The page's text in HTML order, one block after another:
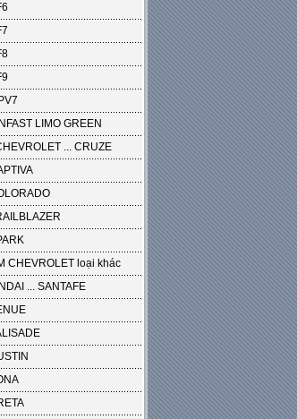
LIMO GREEN
... CRUZE
CHEVROLET loại khác
... SANTAFE